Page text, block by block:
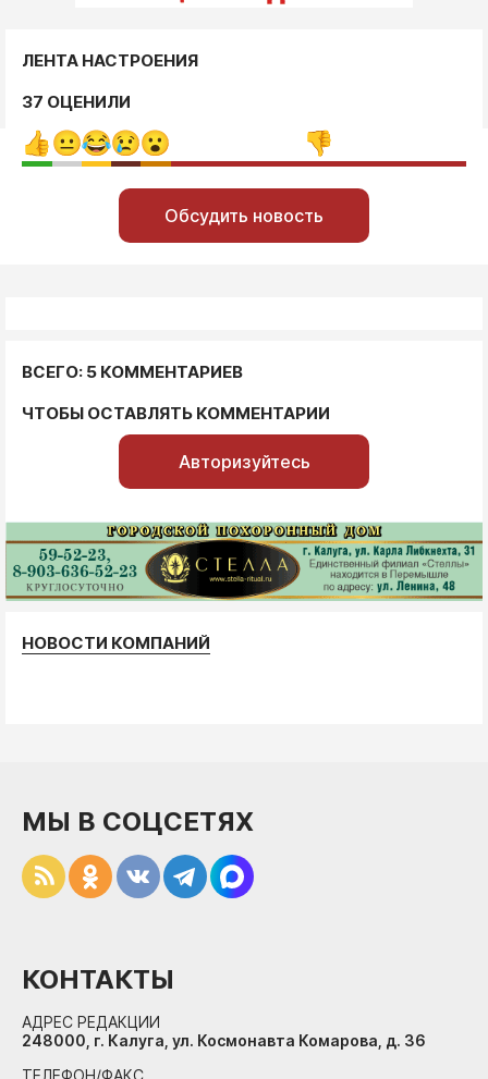
ЛЕНТА НАСТРОЕНИЯ
37 ОЦЕНИЛИ
Обсудить новость
ВСЕГО: 5 КОММЕНТАРИЕВ
ЧТОБЫ ОСТАВЛЯТЬ КОММЕНТАРИИ
Авторизуйтесь
НОВОСТИ КОМПАНИЙ
МЫ В СОЦСЕТЯХ
КОНТАКТЫ
АДРЕС РЕДАКЦИИ
248000, г. Калуга, ул. Космонавта Комарова, д. 36
ТЕЛЕФОН/ФАКС